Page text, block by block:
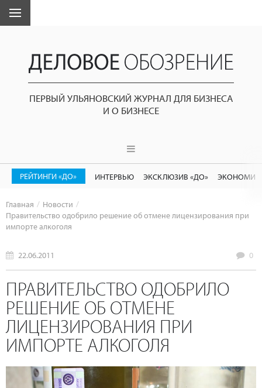
ПЕРВЫЙ УЛЬЯНОВСКИЙ ЖУРНАЛ ДЛЯ БИЗНЕСА
И О БИЗНЕСЕ
РЕЙТИНГИ «ДО» ИНТЕРВЬЮ ЭКСКЛЮЗИВ «ДО»
Главная
Новости
Правительство одобрило решение об отмене лицензирования при
импорте алкоголя
22.06.2011 0
ПРАВИТЕЛЬСТВО ОДОБРИЛО
РЕШЕНИЕ ОБ ОТМЕНЕ
ЛИЦЕНЗИРОВАНИЯ ПРИ
ИМПОРТЕ АЛКОГОЛЯ